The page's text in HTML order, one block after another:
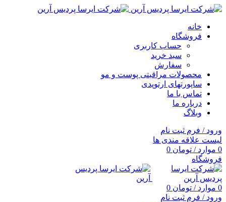
خانه
فروشگاه
حساب کاربری
سبد خرید
سفارش
محصولات مراقبتی پوست و مو
ساپورتهای ارتوپدی
تماس با ما
درباره ما
وبلاگ
ورود / فرم ثبت نام
لیست علاقه مندی ها
0 موارد / تومان
فروشگاه
0 موارد / تومان
ورود / فرم ثبت نام